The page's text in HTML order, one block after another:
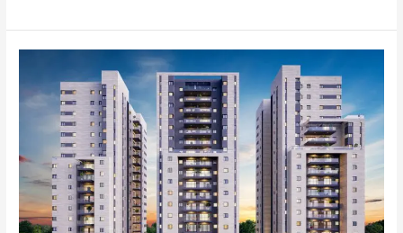
ברכישת
פנטהאוזים
בראשון
למרות
תקופת
הקורונה